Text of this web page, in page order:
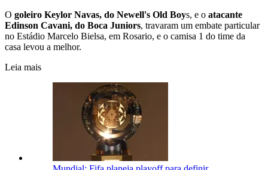
O goleiro Keylor Navas, do Newell's Old Boys, e o atacante
Edinson Cavani, do Boca Juniors, travaram um embate particular
no Estádio Marcelo Bielsa, em Rosario, e o camisa 1 do time da
casa levou a melhor.
Leia mais